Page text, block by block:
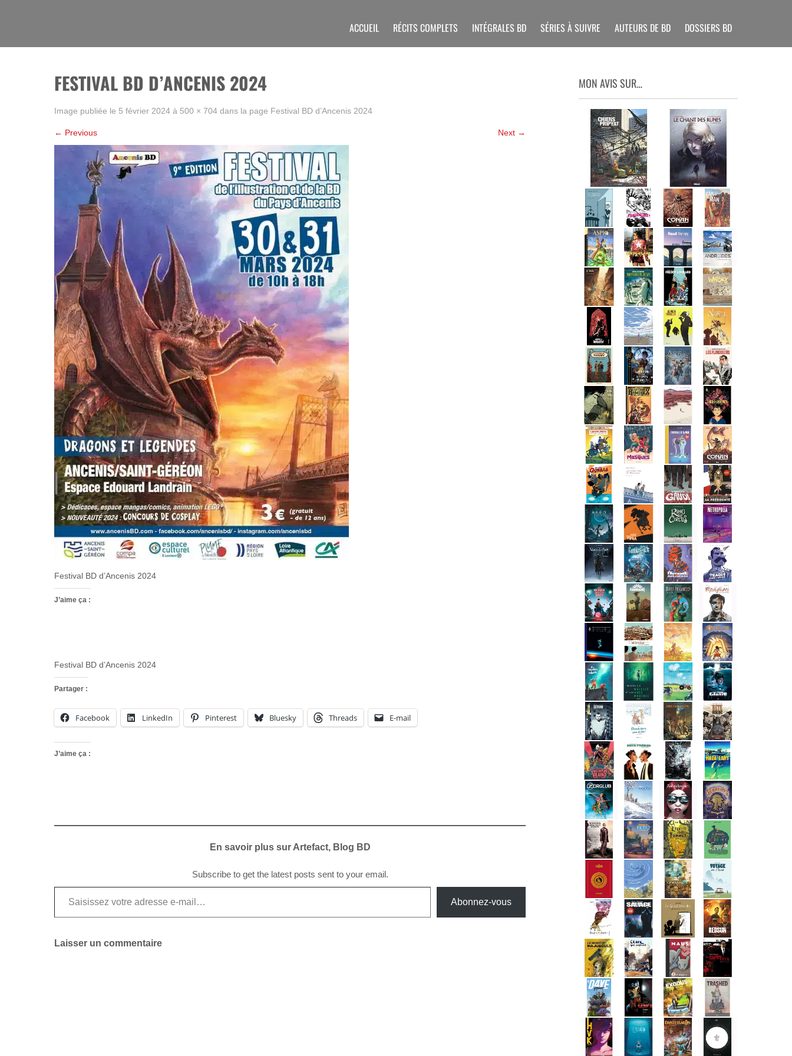
ACCUEIL RÉCITS COMPLETS INTÉGRALES BD SÉRIES À SUIVRE AUTEURS DE BD DOSSIERS BD
FESTIVAL BD D’ANCENIS 2024
Image publiée le 5 février 2024 à 500 × 704 dans la page Festival BD d’Ancenis 2024
← Previous Next →
Festival BD d’Ancenis 2024
J’aime ça :
Festival BD d’Ancenis 2024
Partager :
Facebook LinkedIn Pinterest Bluesky Threads E-mail
J’aime ça :
En savoir plus sur Artefact, Blog BD
Subscribe to get the latest posts sent to your email.
Saisissez votre adresse e-mail…
Abonnez-vous
Laisser un commentaire
MON AVIS SUR…